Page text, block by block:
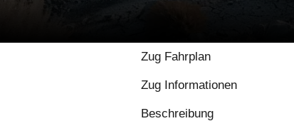
Zug Fahrplan
Zug Informationen
Beschreibung